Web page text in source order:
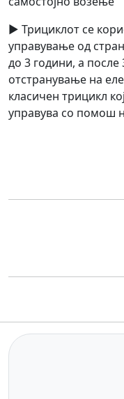
► Трициклот се
управување од
до 3 години, а
отстранување на
класичен трицикл
управува со помош